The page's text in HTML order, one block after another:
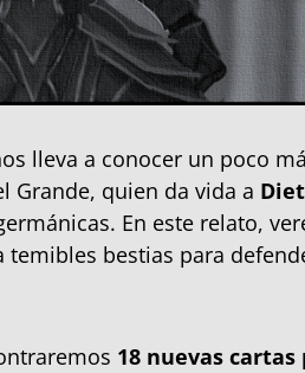
lleva a conocer un poco
Grande, quien da vida a
En este relato,
bestias para
18 nuevas cartas